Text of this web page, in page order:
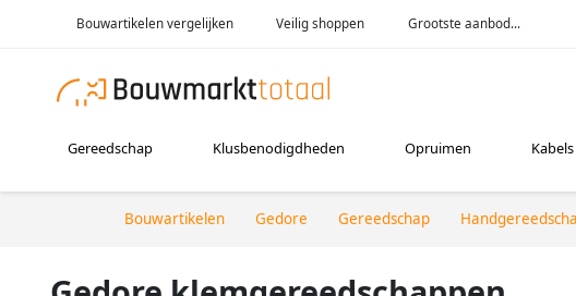
Bouwartikelen vergelijken Veilig shoppen Grootste aanbod...
Gereedschap Klusbenodigdheden Opruimen Kabels
Bouwartikelen Gedore Gereedschap